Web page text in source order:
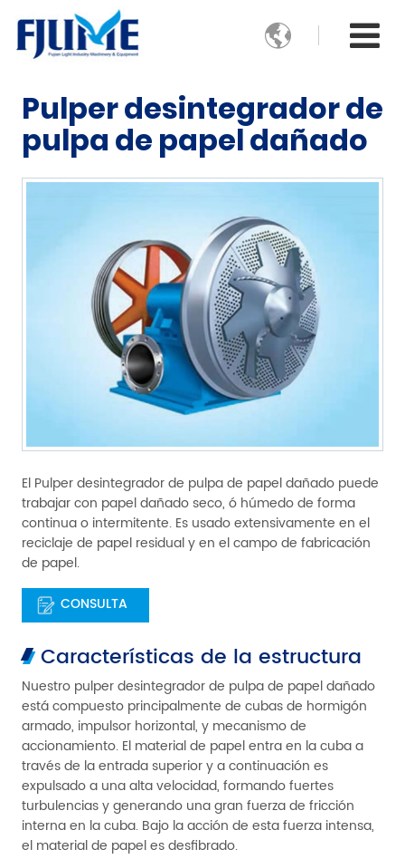

Pulper desintegrador de
pulpa de papel dañado
El Pulper desintegrador de pulpa de papel dañado puede
trabajar con papel dañado seco, ó húmedo de forma
continua o intermitente. Es usado extensivamente en el
reciclaje de papel residual y en el campo de fabricación
de papel.
CONSULTA
Características de la estructura
Nuestro pulper desintegrador de pulpa de papel dañado
está compuesto principalmente de cubas de hormigón
armado, impulsor horizontal, y mecanismo de
accionamiento. El material de papel entra en la cuba a
través de la entrada superior y a continuación es
expulsado a una alta velocidad, formando fuertes
turbulencias y generando una gran fuerza de fricción
interna en la cuba. Bajo la acción de esta fuerza intensa,
el material de papel es desfibrado.